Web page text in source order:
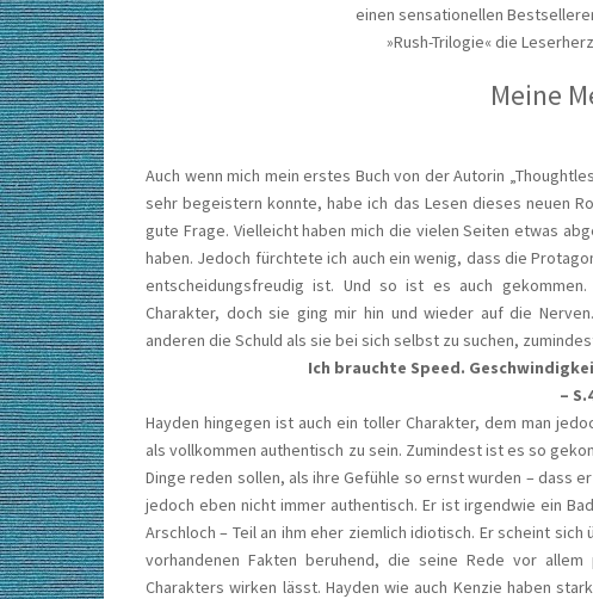
einen sensationellen
»Rush-Trilogie« die
Meine
Auch wenn mich mein erstes Buch von der Autorin
sehr begeistern konnte, habe ich das Lesen dieses neuen
gute Frage. Vielleicht haben mich die vielen Seiten etwas
haben. Jedoch fürchtete ich auch ein wenig, dass die
entscheidungsfreudig ist. Und so ist es auch
Charakter, doch sie ging mir hin und wieder auf die
anderen die Schuld als sie bei sich selbst zu suchen,
Ich brauchte Speed.
–
Hayden hingegen ist auch ein toller Charakter, dem man
als vollkommen authentisch zu sein. Zumindest ist es so
Dinge reden sollen, als ihre Gefühle so ernst wurden – dass
jedoch eben nicht immer authentisch. Er ist irgendwie ein
Arschloch – Teil an ihm eher ziemlich idiotisch. Er scheint
vorhandenen Fakten beruhend, die seine Rede vor
Charakters wirken lässt. Hayden wie auch Kenzie haben